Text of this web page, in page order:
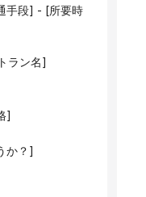
手段] - [所要時
ラン名]
]
か？]